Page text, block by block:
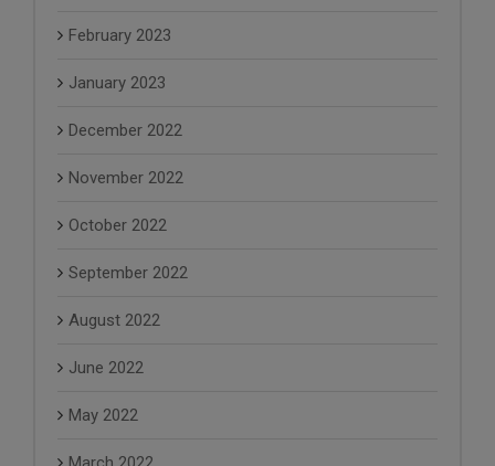
February 2023
January 2023
December 2022
November 2022
October 2022
September 2022
August 2022
June 2022
May 2022